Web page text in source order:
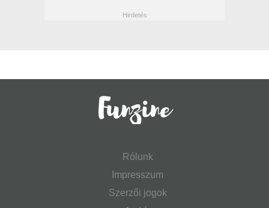
Rólunk
Impresszum
Szerzői jogok